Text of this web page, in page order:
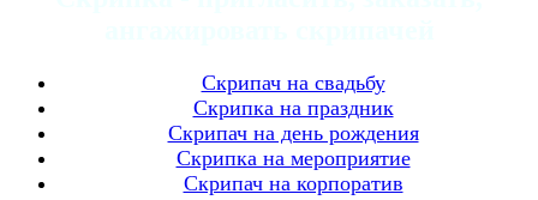
Скрипач на свадьбу
Скрипка на праздник
Скрипач на день рождения
Скрипка на мероприятие
Скрипач на корпоратив